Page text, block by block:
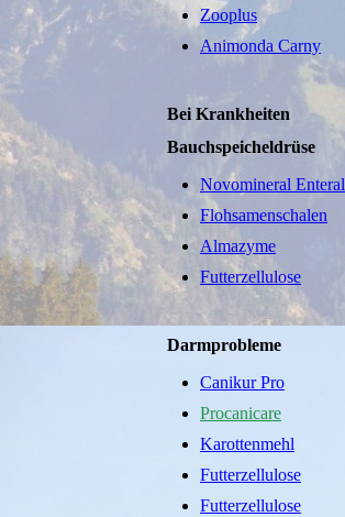
Zooplus
Animonda Carny
Bei Krankheiten
Bauchspeicheldrüse
Novomineral Enteral
Flohsamenschalen
Almazyme
Futterzellulose
Darmprobleme
Canikur Pro
Procanicare
Karottenmehl
Futterzellulose
Futterzellulose